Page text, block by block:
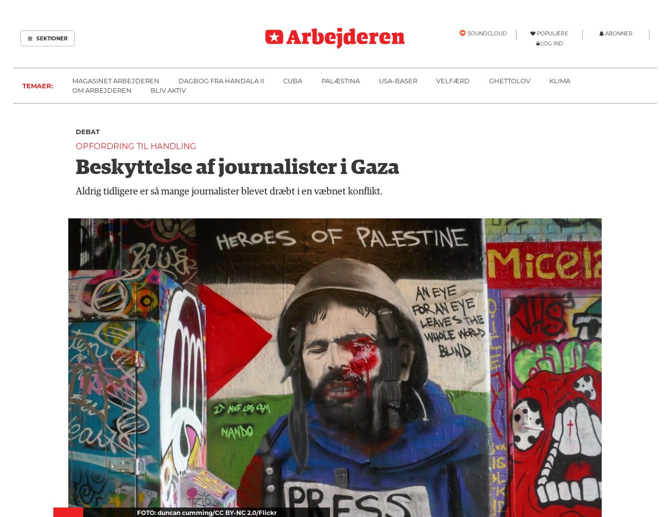
SEKTIONER
ARBEJDEREN
MENER
UDLAND
LÆSER
LÆSER
HISTORIE
SOUNDCLOUD
ABONNER
LOG IND
OM
SEKTIONER
SOUNDCLOUD POPULÆRE
ABONNER
LOG IND
TEMAER:
MAGASINET ARBEJDEREN DAGBOG FRA HANDALA II CUBA PALÆSTINA USA-BASER VELFÆRD GHETTOLOV
KLIMA
OM ARBEJDEREN
BLIV AKTIV
DEBAT
OPFORDRING TIL HANDLING
Beskyttelse af journalister i Gaza
Aldrig tidligere er så mange journalister blevet dræbt i en væbnet konflikt.
FOTO: duncan cumming/CC BY-NC 2.0/Flickr